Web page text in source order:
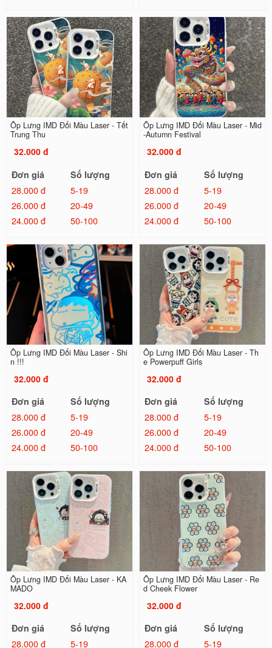
Ốp Lưng IMD Đổi Màu Laser - Tết
Trung Thu
32.000 đ
Đơn giá
Số lượng
28.000 đ
5-19
26.000 đ
20-49
24.000 đ
50-100
Ốp Lưng IMD Đổi Màu Laser - Mid
-Autumn Festival
32.000 đ
Đơn giá
Số lượng
28.000 đ
5-19
26.000 đ
20-49
24.000 đ
50-100
Ốp Lưng IMD Đổi Màu Laser - Shi
n !!!
32.000 đ
Đơn giá
Số lượng
28.000 đ
5-19
26.000 đ
20-49
24.000 đ
50-100
Ốp Lưng IMD Đổi Màu Laser - Th
e Powerpuff Girls
32.000 đ
Đơn giá
Số lượng
28.000 đ
5-19
26.000 đ
20-49
24.000 đ
50-100
Ốp Lưng IMD Đổi Màu Laser - KA
MADO
32.000 đ
Đơn giá
Số lượng
28.000 đ
5-19
Ốp Lưng IMD Đổi Màu Laser - Re
d Cheek Flower
32.000 đ
Đơn giá
Số lượng
28.000 đ
5-19